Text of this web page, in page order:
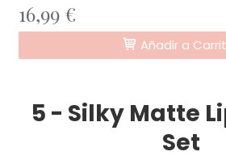
16,99 €
Añadir a
5 - Silky Matte
Set